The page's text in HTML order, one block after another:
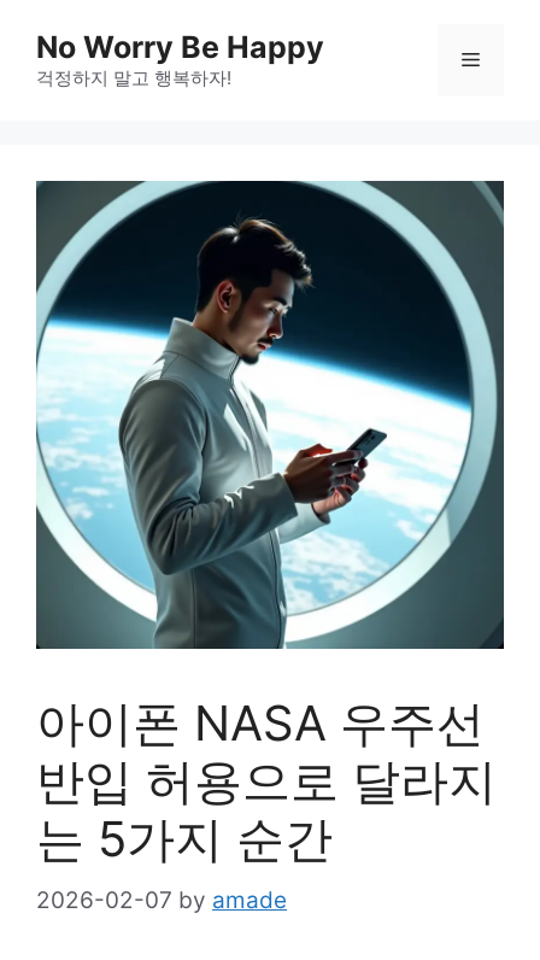
content
No Worry Be Happy
걱정하지 말고 행복하자!
Menu
아이폰 NASA 우주선
반입 허용으로 달라지
는 5가지 순간
2026-02-07 by amade